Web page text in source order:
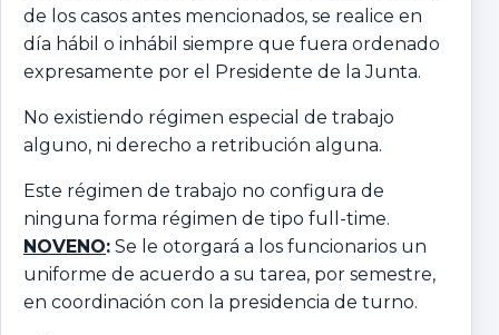
de los casos antes mencionados, se realice en
día hábil o inhábil siempre que fuera ordenado
expresamente por el Presidente de la Junta.
No existiendo régimen especial de trabajo
alguno, ni derecho a retribución alguna.
Este régimen de trabajo no configura de
ninguna forma régimen de tipo full-time.
NOVENO: Se le otorgará a los funcionarios un
uniforme de acuerdo a su tarea, por semestre,
en coordinación con la presidencia de turno.